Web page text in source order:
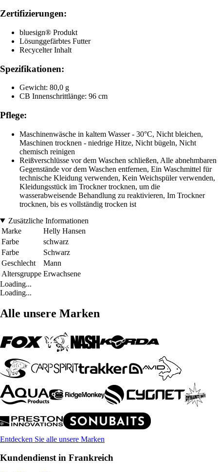
Zertifizierungen:
bluesign® Produkt
Lösunggefärbtes Futter
Recycelter Inhalt
Spezifikationen:
Gewicht: 80,0 g
CB Innenschrittlänge: 96 cm
Pflege:
Maschinenwäsche in kaltem Wasser - 30°C, Nicht bleichen,
Maschinen trocknen - niedrige Hitze, Nicht bügeln, Nicht
chemisch reinigen
Reißverschlüsse vor dem Waschen schließen, Alle abnehmbaren
Gegenstände vor dem Waschen entfernen, Ein Waschmittel für
technische Kleidung verwenden, Kein Weichspüler verwenden,
Kleidungsstück im Trockner trocknen, um die
wasserabweisende Behandlung zu reaktivieren, Im Trockner
trocknen, bis es vollständig trocken ist
Zusätzliche Informationen
Marke
Helly Hansen
Farbe
schwarz
Farbe
Schwarz
Geschlecht
Mann
Altersgruppe Erwachsene
Loading...
Loading...
Alle unsere Marken
Entdecken Sie alle unsere Marken
Kundendienst in Frankreich